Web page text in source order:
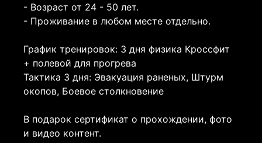
- Возраст от 24 - 50 лет.
- Проживание в любом месте отдельно.
График тренировок: 3 дня физика Кроссфит
+ полевой для прогрева
Тактика 3 дня: Эвакуация раненых, Штурм
окопов, Боевое столкновение
В подарок сертификат о прохождении, фото
и видео контент.